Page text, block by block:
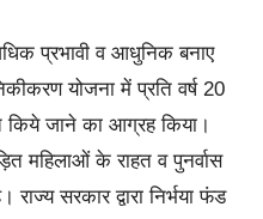
प्रभावी व आधुनिक बनाए
योजना में प्रति वर्ष 20
जाने का आग्रह किया।
महिलाओं के राहत व पुनर्वास
सरकार द्वारा निर्भया फंड